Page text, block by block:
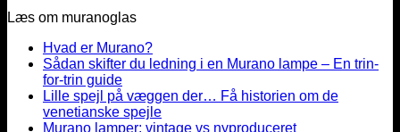
Læs om muranoglas
Hvad er Murano?
Sådan skifter du ledning i en Murano lampe – En trin-
for-trin guide
Lille spejl på væggen der… Få historien om de
venetianske spejle
Murano lamper: vintage vs nyproduceret